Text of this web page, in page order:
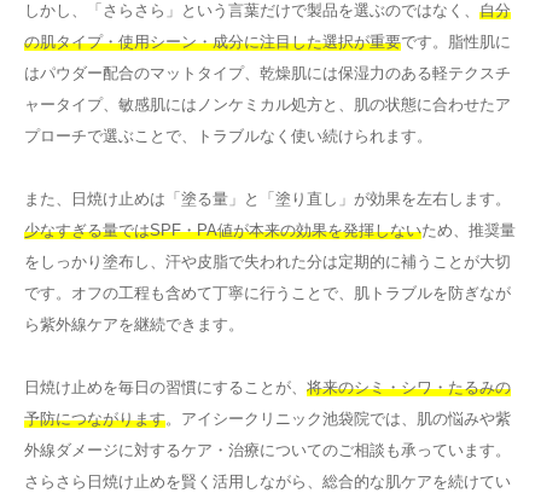
しかし、「さらさら」という言葉だけで製品を選ぶのではなく、 自分
の肌タイプ・使用シーン・成分に注目した選択が重要です。脂性肌に
はパウダー配合のマットタイプ、乾燥肌には保湿力のある軽テクスチ
ャータイプ、敏感肌にはノンケミカル処方と、肌の状態に合わせたア
プローチで選ぶことで、トラブルなく使い続けられます。
また、日焼け止めは「塗る量」と「塗り直し」が効果を左右します。
少なすぎる量ではSPF・PA値が本来の効果を発揮しないため、推奨量
をしっかり塗布し、汗や皮脂で失われた分は定期的に補うことが大切
です。オフの工程も含めて丁寧に行うことで、肌トラブルを防ぎなが
ら紫外線ケアを継続できます。
日焼け止めを毎日の習慣にすることが、 将来のシミ・シワ・たるみの
予防につながります。アイシークリニック池袋院では、肌の悩みや紫
外線ダメージに対するケア・治療についてのご相談も承っています。
さらさら日焼け止めを賢く活用しながら、総合的な肌ケアを続けてい